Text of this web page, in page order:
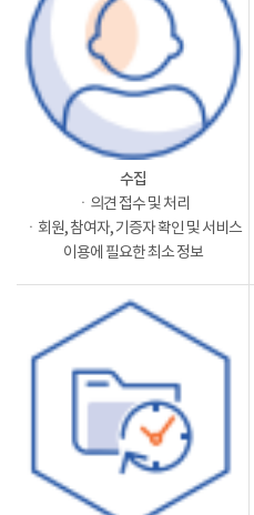
수집
ㆍ의견 접수 및 처리
ㆍ회원, 참여자, 기증자 확인 및 서비스
이용에 필요한 최소 정보